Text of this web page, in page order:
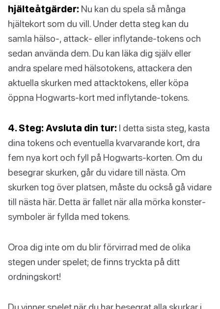
hjälteåtgärder: Nu kan du spela så många
hjältekort som du vill. Under detta steg kan du
samla hälso-, attack- eller inflytande-tokens och
sedan använda dem. Du kan läka dig själv eller
andra spelare med hälsotokens, attackera den
aktuella skurken med attacktokens, eller köpa
öppna Hogwarts-kort med inflytande-tokens.
4. Steg: Avsluta din tur: I detta sista steg, kasta
dina tokens och eventuella kvarvarande kort, dra
fem nya kort och fyll på Hogwarts-korten. Om du
besegrar skurken, går du vidare till nästa. Om
skurken tog över platsen, måste du också gå vidare
till nästa här. Detta är fallet när alla mörka konster-
symboler är fyllda med tokens.
Oroa dig inte om du blir förvirrad med de olika
stegen under spelet; de finns tryckta på ditt
ordningskort!
Du vinner spelet när du har besegrat alla skurkar i